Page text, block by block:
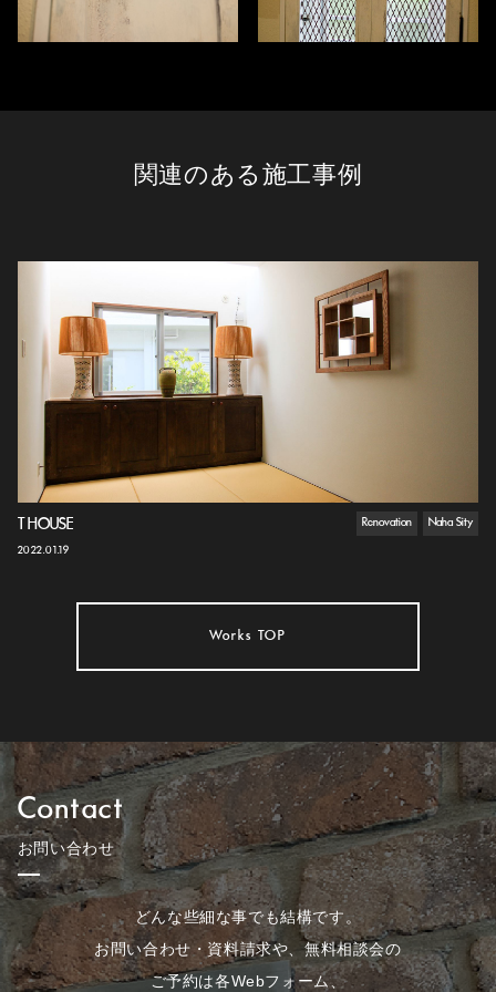
関連のある施工事例
T HOUSE
2022.01.19
Renovation Naha Sity
Works TOP
Contact
お問い合わせ
どんな些細な事でも結構です。
お問い合わせ・資料請求や、無料相談会の
ご予約は各Webフォーム、